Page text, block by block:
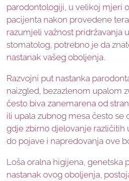
parodontologiji, u velikoj mjeri
pacijenta nakon provedene
razumjeli važnost pridržavanja
stomatolog, potrebno je da
nastanak vašeg oboljenja.
Razvojni put nastanka
naizgled, bezazlenom upalom
često biva zanemarena od
ili upala zubnog mesa često se
gdje zbirno djelovanje različitih
do pojave i napredovanja ove
Loša oralna higijena, genetska
nastanak ovog oboljenja,